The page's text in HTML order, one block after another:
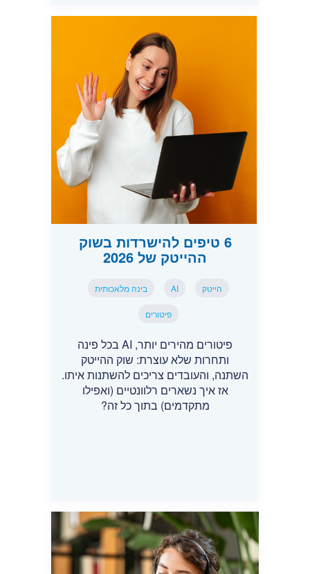
6 טיפים להישרדות בשוק
ההייטק של 2026
הייטק AI בינה מלאכותית
פיטורים
פיטורים מהירים יותר, AI בכל פינה
ותחרות שלא עוצרת: שוק ההייטק
השתנה, והעובדים צריכים להשתנות איתו.
אז איך נשארים רלוונטיים (ואפילו
מתקדמים) בתוך כל זה?